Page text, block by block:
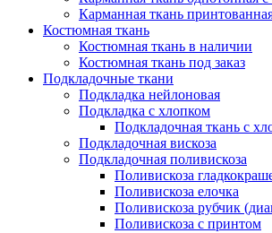
Карманная ткань
Костюмная ткань
Костюмная ткань в наличии
Костюмная ткань под заказ
Подкладочные ткани
Подкладка нейлоновая
Подкладка с хлопком
Подкладочная ткань с
Подкладочная вискоза
Подкладочная поливискоза
Поливискоза
Поливискоза елочка
Поливискоза рубчик
Поливискоза с принтом